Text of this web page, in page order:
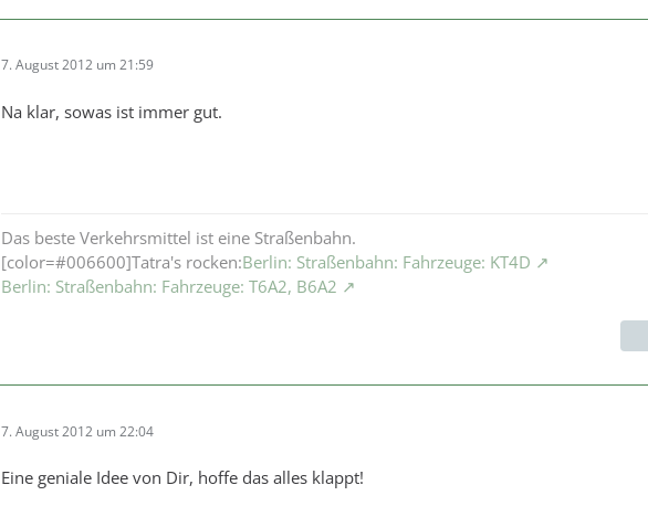
7. August 2012 um 21:59
Na klar, sowas ist immer gut.
Das beste Verkehrsmittel ist eine Straßenbahn.
[color=#006600]Tatra's rocken:Berlin: Straßenbahn: Fahrzeuge: KT4D
Berlin: Straßenbahn: Fahrzeuge: T6A2, B6A2
7. August 2012 um 22:04
Eine geniale Idee von Dir, hoffe das alles klappt!